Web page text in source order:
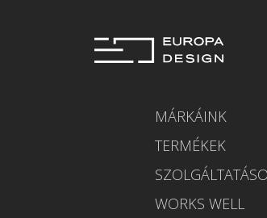
MÁRKÁINK
TERMÉKEK
WORKS WELL